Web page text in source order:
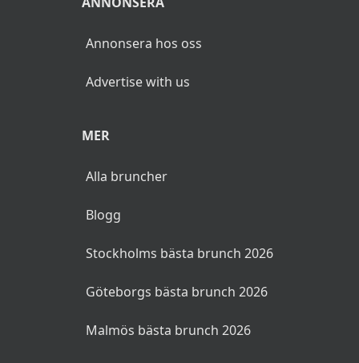
Annonsera hos oss
Advertise with us
MER
Alla bruncher
Blogg
Stockholms bästa brunch 2026
Göteborgs bästa brunch 2026
Malmös bästa brunch 2026